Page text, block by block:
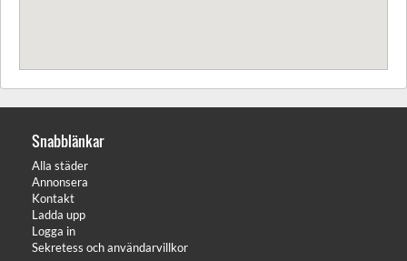
Snabblänkar
Alla städer
Annonsera
Kontakt
Ladda upp
Logga in
Sekretess och användarvillkor